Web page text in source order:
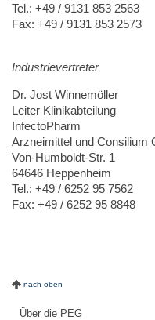
Tel.: +49 / 9131 853 2563
Fax: +49 / 9131 853 2573
Industrievertreter
Dr. Jost Winnemöller
Leiter Klinikabteilung
InfectoPharm
Arzneimittel und Consilium
Von-Humboldt-Str. 1
64646 Heppenheim
Tel.: +49 / 6252 95 7562
Fax: +49 / 6252 95 8848
nach oben
Über die PEG